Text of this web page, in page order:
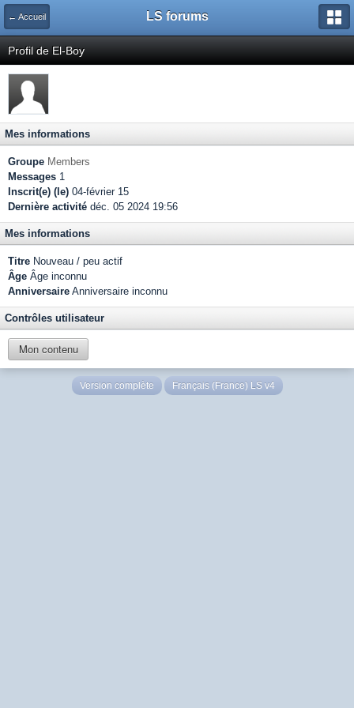
← Accueil LS forums
Profil de El-Boy
Mes informations
Groupe Members
Messages 1
Inscrit(e) (le) 04-février 15
Dernière activité déc. 05 2024 19:56
Mes informations
Titre Nouveau / peu actif
Âge Âge inconnu
Anniversaire Anniversaire inconnu
Contrôles utilisateur
Mon contenu
Version complète Français (France) LS v4